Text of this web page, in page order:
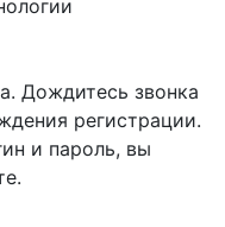
Дождитесь звонка
регистрации.
и пароль, вы